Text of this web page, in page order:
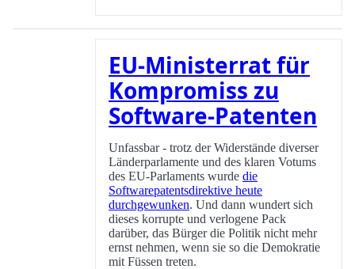
EU-Ministerrat für
Kompromiss zu
Software-Patenten
Unfassbar - trotz der Widerstände diverser
Länderparlamente und des klaren Votums
des EU-Parlaments wurde die
Softwarepatentsdirektive heute
durchgewunken. Und dann wundert sich
dieses korrupte und verlogene Pack
darüber, das Bürger die Politik nicht mehr
ernst nehmen, wenn sie so die Demokratie
mit Füssen treten.